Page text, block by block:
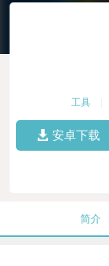
工具
安卓下载
简介